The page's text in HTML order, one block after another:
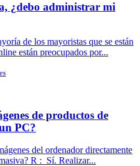
¿debo administrar mi
de los mayoristas que se están
están preocupados por...
de productos de
PC?
del ordenador directamente
R : Sí. Realizar...